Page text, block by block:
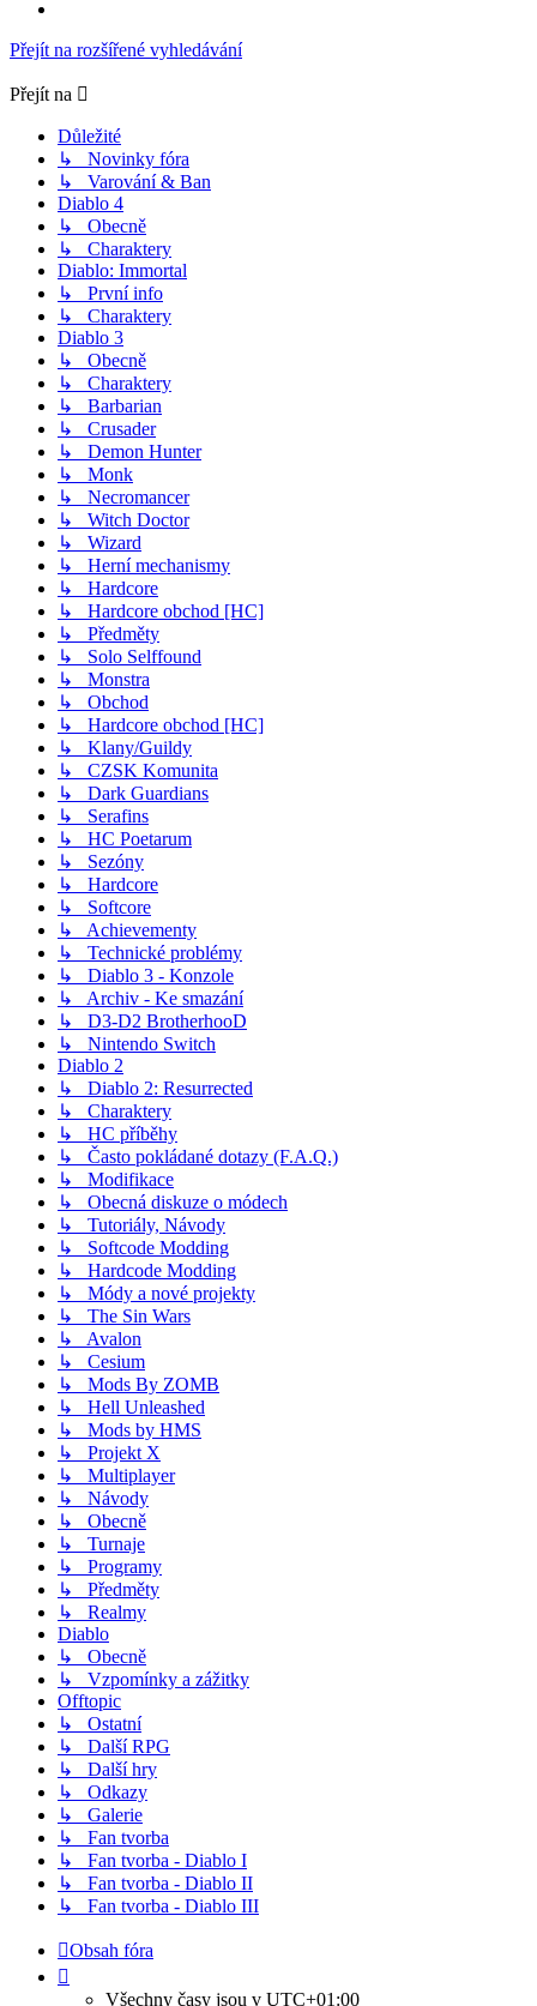
Přejít na rozšířené vyhledávání
Přejít na
Důležité
↳ Novinky fóra
↳ Varování & Ban
Diablo 4
↳ Obecně
↳ Charaktery
Diablo: Immortal
↳ První info
↳ Charaktery
Diablo 3
↳ Obecně
↳ Charaktery
↳ Barbarian
↳ Crusader
↳ Demon Hunter
↳ Monk
↳ Necromancer
↳ Witch Doctor
↳ Wizard
↳ Herní mechanismy
↳ Hardcore
↳ Hardcore obchod [HC]
↳ Předměty
↳ Solo Selffound
↳ Monstra
↳ Obchod
↳ Hardcore obchod [HC]
↳ Klany/Guildy
↳ CZSK Komunita
↳ Dark Guardians
↳ Serafins
↳ HC Poetarum
↳ Sezóny
↳ Hardcore
↳ Softcore
↳ Achievementy
↳ Technické problémy
↳ Diablo 3 - Konzole
↳ Archiv - Ke smazání
↳ D3-D2 BrotherhooD
↳ Nintendo Switch
Diablo 2
↳ Diablo 2: Resurrected
↳ Charaktery
↳ HC příběhy
↳ Často pokládané dotazy (F.A.Q.)
↳ Modifikace
↳ Obecná diskuze o módech
↳ Tutoriály, Návody
↳ Softcode Modding
↳ Hardcode Modding
↳ Módy a nové projekty
↳ The Sin Wars
↳ Avalon
↳ Cesium
↳ Mods By ZOMB
↳ Hell Unleashed
↳ Mods by HMS
↳ Projekt X
↳ Multiplayer
↳ Návody
↳ Obecně
↳ Turnaje
↳ Programy
↳ Předměty
↳ Realmy
Diablo
↳ Obecně
↳ Vzpomínky a zážitky
Offtopic
↳ Ostatní
↳ Další RPG
↳ Další hry
↳ Odkazy
↳ Galerie
↳ Fan tvorba
↳ Fan tvorba - Diablo I
↳ Fan tvorba - Diablo II
↳ Fan tvorba - Diablo III
Obsah fóra
Všechny časy jsou v UTC+01:00